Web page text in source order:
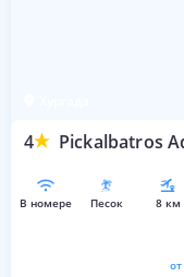
4 Pickalbatros
в номере песок 8 км
от